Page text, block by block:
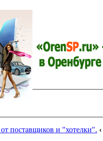
поставщиков и "хотелки". ‹